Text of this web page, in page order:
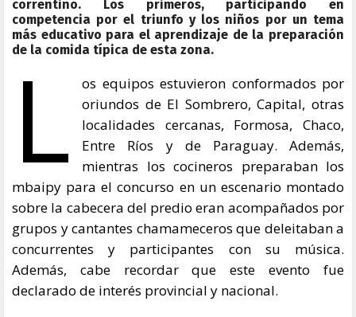
correntino. Los primeros, participando en
competencia por el triunfo y los niños por un tema
más educativo para el aprendizaje de la preparación
de la comida típica de esta zona.
L
os equipos estuvieron conformados por
oriundos de El Sombrero, Capital, otras
localidades cercanas, Formosa, Chaco,
Entre Ríos y de Paraguay. Además,
mientras los cocineros preparaban los
mbaipy para el concurso en un escenario montado
sobre la cabecera del predio eran acompañados por
grupos y cantantes chamameceros que deleitaban a
concurrentes y participantes con su música.
Además, cabe recordar que este evento fue
declarado de interés provincial y nacional.